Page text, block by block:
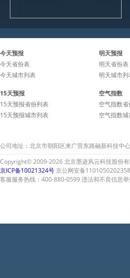
今天预报
今天省份表
今天城市列表
明天预报
明天省份表
明天城市列
15天预报
15天预报省份列表
15天预报城市列表
空气指数
空气指数
空气指数
公司地址：北京市朝阳区来广营东路融新科技中
Copyright© 2009-2026 北京墨迹风云科技股份
京ICP备10021324号京公网安备
客服服务热线：400-880-0599 违法和不良信息